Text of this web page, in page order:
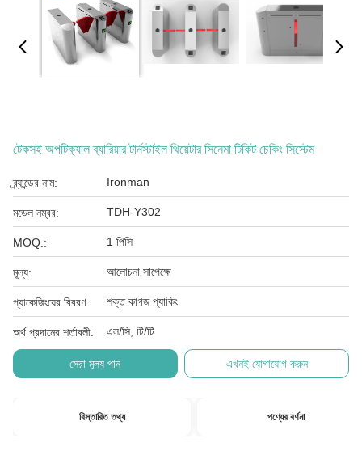
টেকসই অপটিক্যাল ব্যারিয়ার টার্নস্টাইল থিয়েটার সিনেমা টিকিট চেকিং সিস্টেম
ব্র্যান্ডের নাম: Ironman
মডেল নম্বর: TDH-Y302
MOQ.: 1 পিসি
মূল্য: আলোচনা সাপেক্ষে
প্যাকেজিংয়ের বিবরণ: শক্ত কাগজ প্যাকিং
অর্থ প্রদানের শর্তাবলী: এল/সি, টি/টি
সেরা মূল্য পান এখনই যোগাযোগ করুন
বিস্তারিত তথ্য পণ্যের বর্ণনা